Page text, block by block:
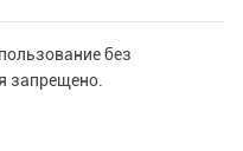
без
запрещено.